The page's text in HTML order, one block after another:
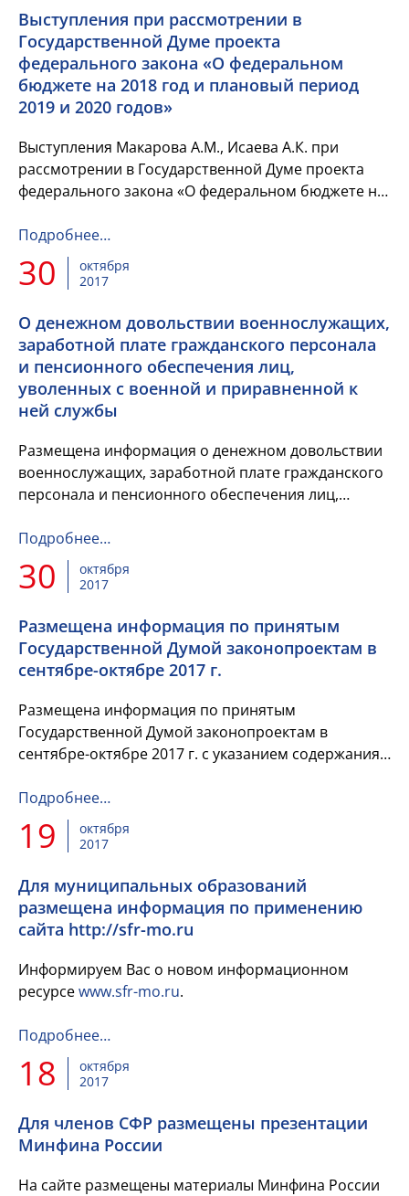
Выступления при рассмотрении в
Государственной Думе проекта
федерального закона «О федеральном
бюджете на 2018 год и плановый период
2019 и 2020 годов»
Выступления Макарова А.М., Исаева А.К. при
рассмотрении в Государственной Думе проекта
федерального закона «О федеральном бюджете на
которое состоялось 27...
Подробнее…
30
октября
2017
О денежном довольствии военнослужащих,
заработной плате гражданского персонала
и пенсионного обеспечения лиц,
уволенных с военной и приравненной к
ней службы
Размещена информация о денежном довольствии
военнослужащих, заработной плате гражданского
персонала и пенсионного обеспечения лиц,
службы.
Подробнее…
30
октября
2017
Размещена информация по принятым
Государственной Думой законопроектам в
сентябре-октябре 2017 г.
Размещена информация по принятым
Государственной Думой законопроектам в
сентябре-октябре 2017 г. с указанием содержания
Подробнее…
19
октября
2017
Для муниципальных образований
размещена информация по применению
сайта http://sfr-mo.ru
Информируем Вас о новом информационном
ресурсеwww.sfr-mo.ru.
Подробнее…
18
октября
2017
Для членов СФР размещены презентации
Минфина России
На сайте размещены материалы Минфина России